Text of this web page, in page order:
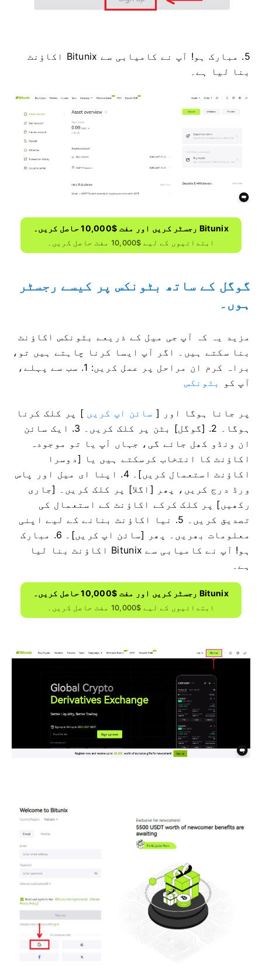
5. مبارک ہو!
آپ نے کامیابی سے Bitunix اکاؤنٹ
بنا لیا ہے۔
Bitunix رجسٹر کریں اور مفت $10,000 حاصل کریں۔
ابتدائیوں کے لیے $10,000 مفت حاصل کریں۔
گوگل کے ساتھ بٹونکس پر کیسے رجسٹر
ہوں۔
مزید یہ کہ آپ جی میل کے ذریعے بٹونکس اکاؤنٹ
بنا سکتے ہیں۔ اگر آپ ایسا کرنا چاہتے ہیں تو،
براہ کرم ان مراحل پر عمل کریں: 1. سب سے پہلے،
آپ کو
بٹونکس
پر جانا ہوگا اور [ سائن اپ کریں ] پر کلک کرنا
ہوگا۔ 2. [گوگل] بٹن پر کلک کریں۔
3. ایک سائن
ان ونڈو کھل جائے گی، جہاں آپ یا تو موجودہ
اکاؤنٹ کا انتخاب کرسکتے ہیں یا [دوسرا
اکاؤنٹ استعمال کریں]۔ 4. اپنا ای میل اور پاس
ورڈ درج کریں، پھر [اگلا] پر کلک کریں۔ [جاری
رکھیں] پر کلک کرکے اکاؤنٹ کے استعمال کی
تصدیق کریں۔
5. نیا اکاؤنٹ بنانے کے لیے اپنی
معلومات بھریں۔ پھر [سائن اپ کریں]۔
6. مبارک
ہو!
آپ نے کامیابی سے Bitunix اکاؤنٹ بنا لیا
ہے۔
Bitunix رجسٹر کریں اور مفت $10,000 حاصل کریں۔
ابتدائیوں کے لیے $10,000 مفت حاصل کریں۔